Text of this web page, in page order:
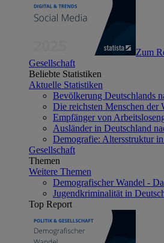
Zum
Gesellschaft
Beliebte Statistiken
Aktuelle Statistiken
Bevölkerung Deutschlands
Die reichsten Menschen der
Empfänger von
Ausländer in Deutschland
Demografie: Altersstruktur
Gesellschaft
Themen
Weitere Themen
Demografischer Wandel -
Jugendkriminalität in
Top Report